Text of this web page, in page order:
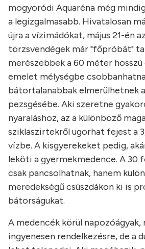
mogyoródi Aquaréna még
a legizgalmasabb. Hivatalosan
újra a vízimádókat, május 21-én
törzsvendégek már "főpróbát"
merészebbek a 60 méter hosszú
emelet mélységbe
bátortalanabbak elmerülhetnek
pezsgésébe. Aki szeretne
nyaraláshoz, az a különböző
sziklaszirtekről ugorhat fejest a
vízbe. A kisgyerekeket pedig,
leköti a gyermekmedence. A 30
csak pancsolhatnak, hanem
meredekségű csúszdákon ki is
bátorságukat.
A medencék körül napozóágyak,
ingyenesen rendelkezésre, de a